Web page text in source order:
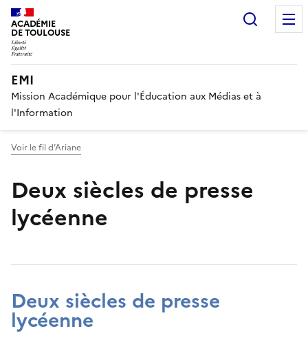
ACADÉMIE
DE TOULOUSE
EMI
Mission Académique pour l'Éducation aux Médias et à
l'Information
Voir le fil d’Ariane
Deux siècles de presse
lycéenne
Deux siècles de presse
lycéenne